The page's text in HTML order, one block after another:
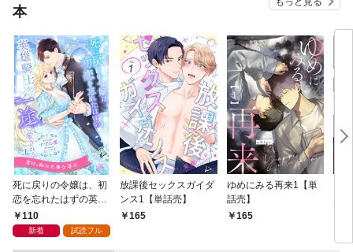
本
死に戻りの令嬢は、初
恋を忘れたはずの英雄
騎士から一途に愛され
る【１】
110
新着 試読フル
放課後セックスガイダ
ンス1【単話売】
165
ゆめにみる再来1【単
話売】
165